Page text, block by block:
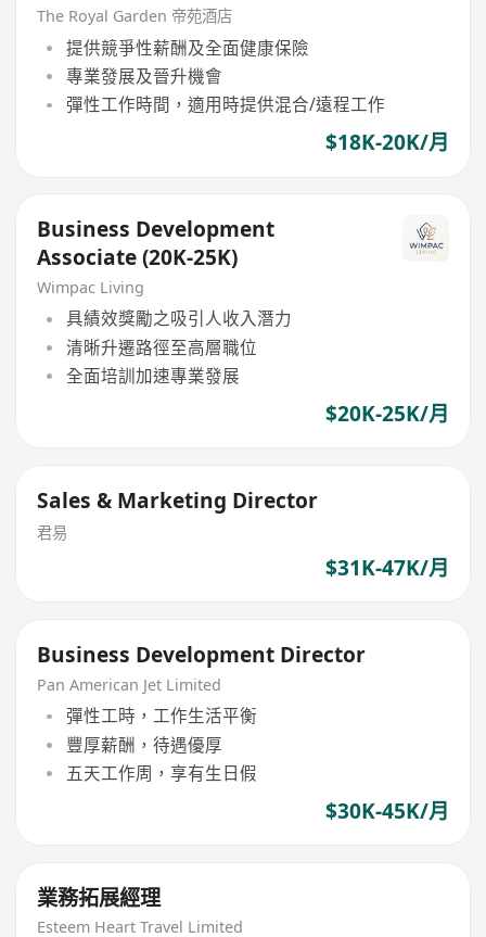
The Royal Garden 帝苑酒店
提供競爭性薪酬及全面健康保險
專業發展及晉升機會
彈性工作時間，適用時提供混合/遠程工作
$18K-20K/月
Business Development
Associate (20K-25K)
Wimpac Living
具績效獎勵之吸引人收入潛力
清晰升遷路徑至高層職位
全面培訓加速專業發展
$20K-25K/月
Sales & Marketing Director
君易
$31K-47K/月
Business Development Director
Pan American Jet Limited
彈性工時，工作生活平衡
豐厚薪酬，待遇優厚
五天工作周，享有生日假
$30K-45K/月
業務拓展經理
Esteem Heart Travel Limited